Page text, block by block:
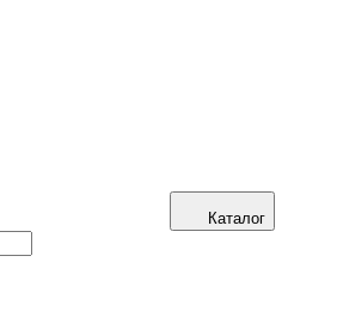
Каталог